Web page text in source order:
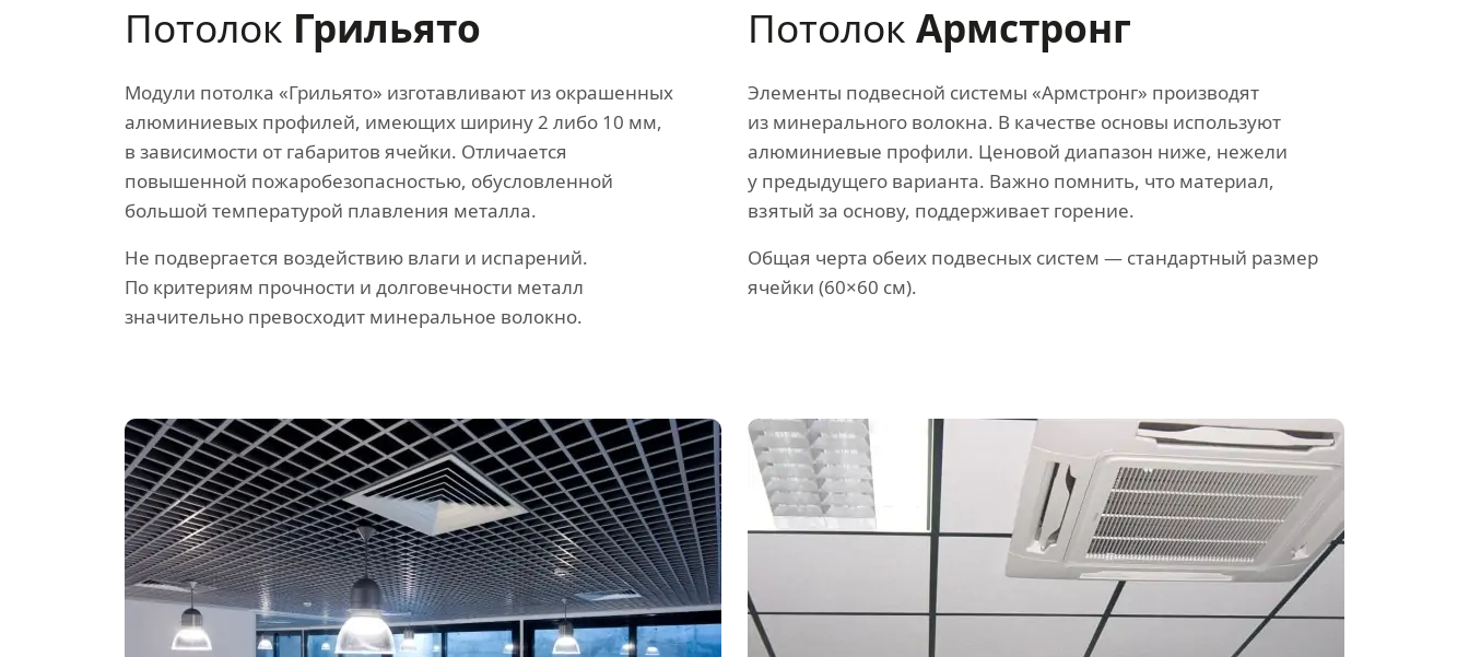
Потолок Грильято
Модули потолка «Грильято» изготавливают из окрашенных
алюминиевых профилей, имеющих ширину 2 либо 10 мм,
в зависимости от габаритов ячейки. Отличается
повышенной пожаробезопасностью, обусловленной
большой температурой плавления металла.
Не подвергается воздействию влаги и испарений.
По критериям прочности и долговечности металл
значительно превосходит минеральное волокно.
Потолок Армстронг
Элементы подвесной системы «Армстронг» производят
из минерального волокна. В качестве основы используют
алюминиевые профили. Ценовой диапазон ниже, нежели
у предыдущего варианта. Важно помнить, что материал,
взятый за основу, поддерживает горение.
Общая черта обеих подвесных систем — стандартный размер
ячейки (60×60 см).